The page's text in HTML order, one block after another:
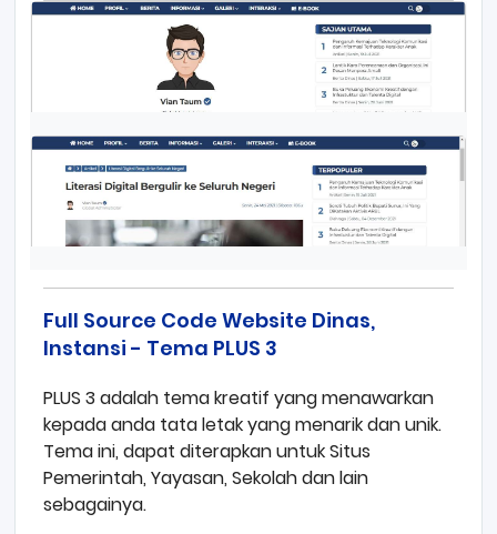
Full Source Code Website Dinas,
Instansi - Tema PLUS 3
PLUS 3 adalah tema kreatif yang menawarkan
kepada anda tata letak yang menarik dan unik.
Tema ini, dapat diterapkan untuk Situs
Pemerintah, Yayasan, Sekolah dan lain
sebagainya.